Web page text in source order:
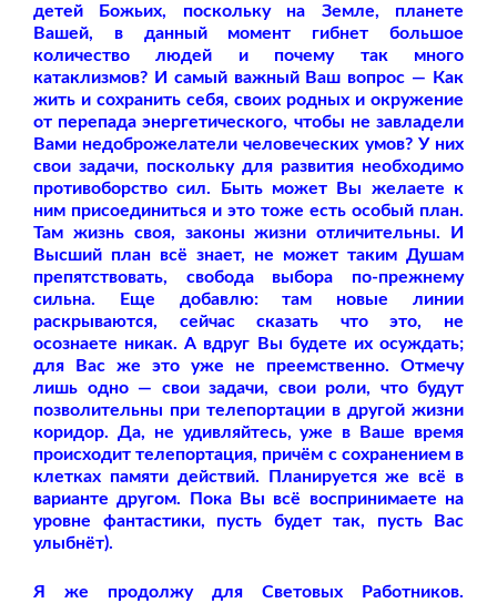
детей Божьих, поскольку на Земле, планете
Вашей, в данный момент гибнет большое
количество людей и почему так много
катаклизмов? И самый важный Ваш вопрос — Как
жить и сохранить себя, своих родных и окружение
от перепада энергетического, чтобы не завладели
Вами недоброжелатели человеческих умов? У них
свои задачи, поскольку для развития необходимо
противоборство сил. Быть может Вы желаете к
ним присоединиться и это тоже есть особый план.
Там жизнь своя, законы жизни отличительны. И
Высший план всё знает, не может таким Душам
препятствовать, свобода выбора по-прежнему
сильна. Еще добавлю: там новые линии
раскрываются, сейчас сказать что это, не
осознаете никак. А вдруг Вы будете их осуждать;
для Вас же это уже не преемственно. Отмечу
лишь одно — свои задачи, свои роли, что будут
позволительны при телепортации в другой жизни
коридор. Да, не удивляйтесь, уже в Ваше время
происходит телепортация, причём с сохранением в
клетках памяти действий. Планируется же всё в
варианте другом. Пока Вы всё воспринимаете на
уровне фантастики, пусть будет так, пусть Вас
улыбнёт).
Я же продолжу для Световых Работников.